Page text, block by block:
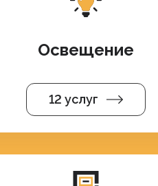
Освещение
12 услуг